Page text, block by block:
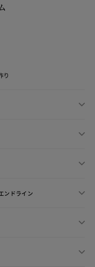
り
ンドライン